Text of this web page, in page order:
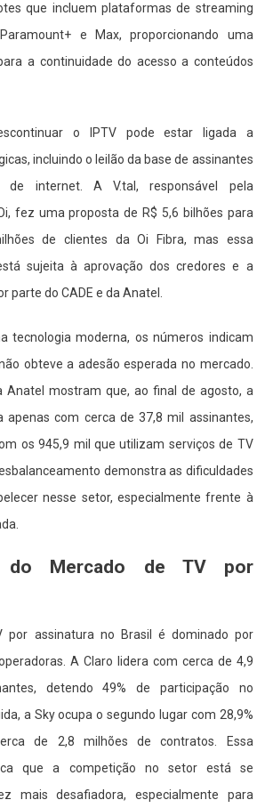
que incluem plataformas de streaming
e Max, proporcionando uma
a continuidade do acesso a conteúdos
o IPTV pode estar ligada a
incluindo o leilão da base de assinantes
de internet. A V.tal, responsável pela
fez uma proposta de R$ 5,6 bilhões para
de clientes da Oi Fibra, mas essa
sujeita à aprovação dos credores e a
parte do CADE e da Anatel.
tecnologia moderna, os números indicam
obteve a adesão esperada no mercado.
Anatel mostram que, ao final de agosto, a
apenas com cerca de 37,8 mil assinantes,
os 945,9 mil que utilizam serviços de TV
demonstra as dificuldades
nesse setor, especialmente frente à
do Mercado de TV por
por assinatura no Brasil é dominado por
A Claro lidera com cerca de 4,9
detendo 49% de participação no
a Sky ocupa o segundo lugar com 28,9%
de 2,8 milhões de contratos. Essa
que a competição no setor está se
mais desafiadora, especialmente para